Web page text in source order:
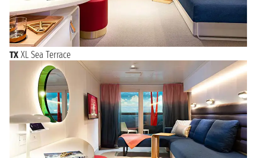
TX XL Sea Terrace